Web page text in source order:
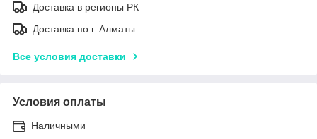
Доставка в регионы РК
Доставка по г. Алматы
Все условия доставки
Условия оплаты
Наличными